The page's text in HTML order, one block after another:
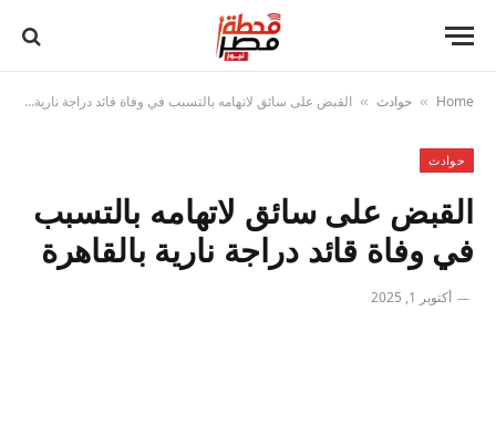
Home
» حوادث » القبض على سائق لاتهامه بالتسبب في وفاة قائد دراجة نارية بالقاهرة
حوادث
القبض على سائق لاتهامه بالتسبب
في وفاة قائد دراجة نارية بالقاهرة
أكتوبر 1, 2025